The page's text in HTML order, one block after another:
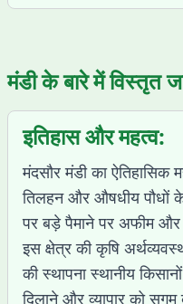
मंडी के बारे में विस्तृत
इतिहास और महत्व:
मंदसौर मंडी का ऐतिहासिक
तिलहन और औषधीय पौधों के
पर बड़े पैमाने पर अफीम और
इस क्षेत्र की कृषि
की स्थापना स्थानीय
दिलाने और व्यापार को